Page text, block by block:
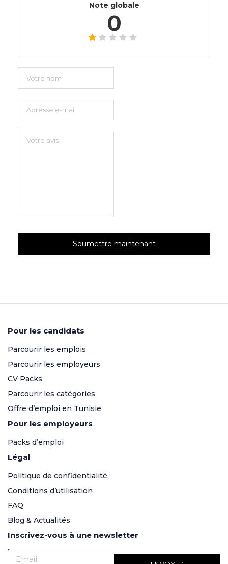
Note globale
0
Pour les candidats
Parcourir les emplois
Parcourir les employeurs
CV Packs
Parcourir les catégories
Offre d’emploi en Tunisie
Pour les employeurs
Packs d’emploi
Légal
Politique de confidentialité
Conditions d’utilisation
FAQ
Blog & Actualités
Inscrivez-vous à une newsletter